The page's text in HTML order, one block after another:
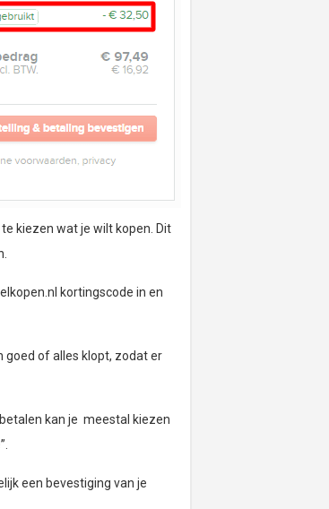
kiezen wat je wilt kopen. Dit
kortingscode in en
goed of alles klopt, zodat er
kan je meestal kiezen
een bevestiging van je